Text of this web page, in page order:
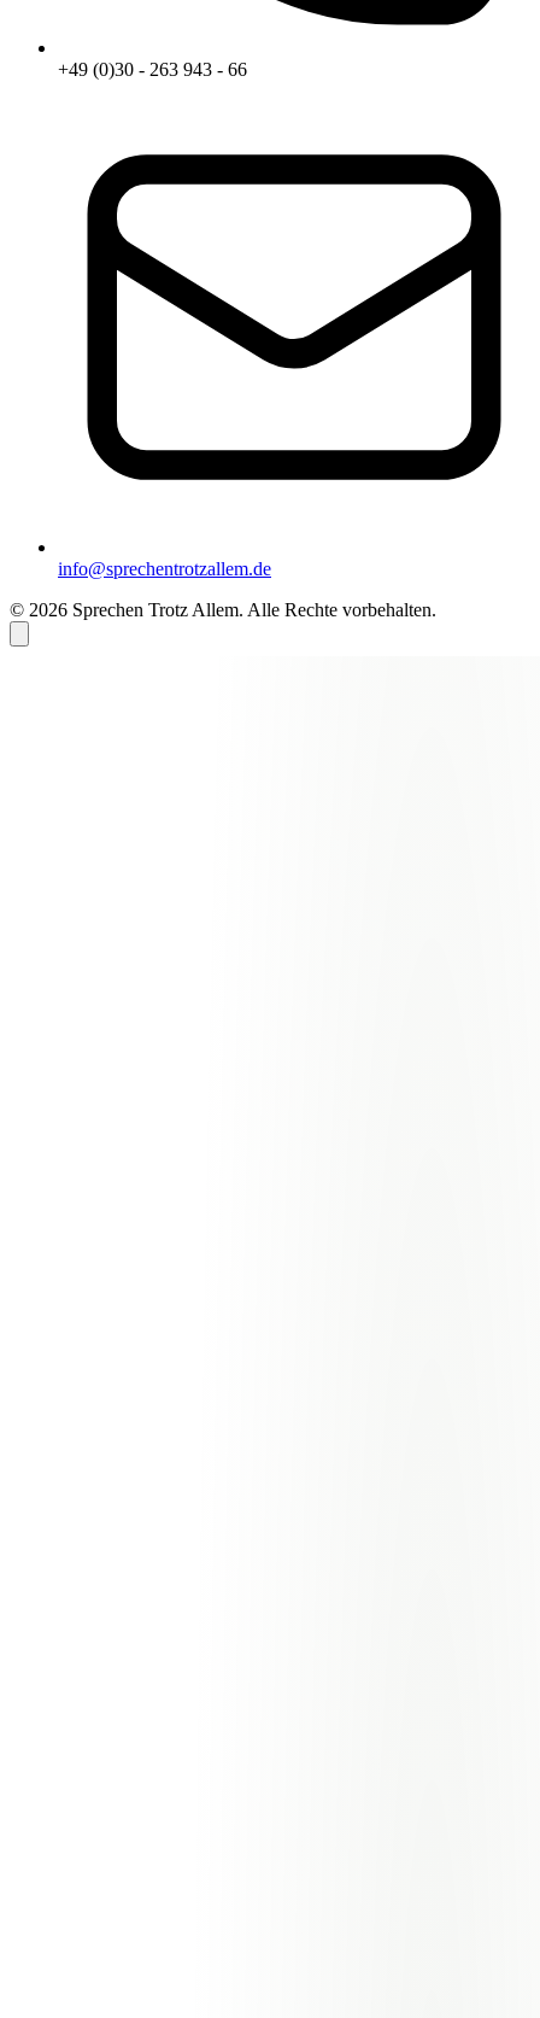
+49 (0)30 - 263 943 - 66
info@sprechentrotzallem.de
© 2026 Sprechen Trotz Allem. Alle Rechte vorbehalten.